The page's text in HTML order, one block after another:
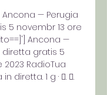
Ancona — Perugia
5 novembr 13 ore
Ancona —
diretta gratis 5
RadioTua
diretta. 1 g · 󰟠. 󰟝.